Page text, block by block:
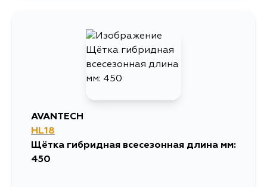
AVANTECH
HL18
Щётка гибридная всесезонная длина мм:
450